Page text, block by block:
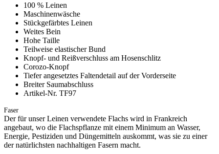
100 % Leinen
Maschinenwäsche
Stückgefärbtes Leinen
Weites Bein
Hohe Taille
Teilweise elastischer Bund
Knopf- und Reißverschluss am Hosenschlitz
Corozo-Knopf
Tiefer angesetztes Faltendetail auf der Vorderseite
Breiter Saumabschluss
Artikel-Nr. TF97
Faser
Der für unser Leinen verwendete Flachs wird in Frankreich
angebaut, wo die Flachspflanze mit einem Minimum an Wasser,
Energie, Pestiziden und Düngemitteln auskommt, was sie zu einer
der natürlichsten nachhaltigen Fasern macht.